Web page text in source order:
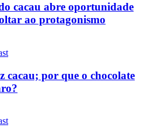
cacau abre oportunidade
ao protagonismo
cacau; por que o chocolate